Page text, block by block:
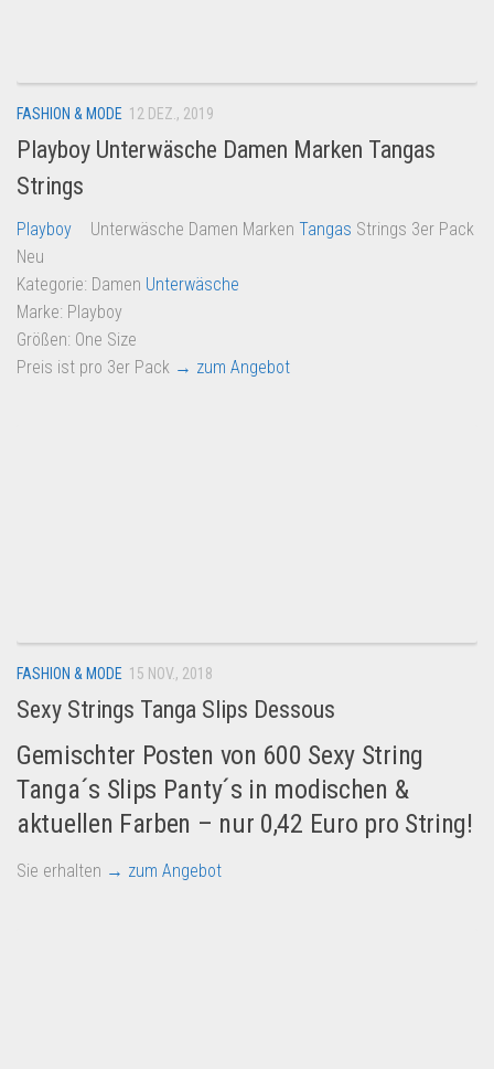
Amazon
Aldi
Lidl
Kostenlos verkaufen
Anmelden
Kostenlos Registrieren
Newsletter
FASHION & MODE 12 DEZ., 2019
Playboy Unterwäsche Damen Marken Tangas
Strings
Playboy Unterwäsche Damen Marken Tangas Strings 3er Pack
Neu
Kategorie: Damen Unterwäsche
Marke: Playboy
Größen: One Size
Preis ist pro 3er Pack → zum Angebot
FASHION & MODE 15 NOV., 2018
Sexy Strings Tanga Slips Dessous
Gemischter Posten von 600 Sexy String
Tanga´s Slips Panty´s in modischen &
aktuellen Farben – nur 0,42 Euro pro String!
Sie erhalten → zum Angebot